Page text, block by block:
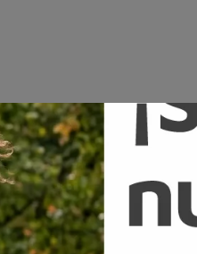
Banco Falabella CMR
es equivalente al valor
Las Tarjetas de Crédito
su situación financiera actual,
información adicional; tras
realices en cualquiera de